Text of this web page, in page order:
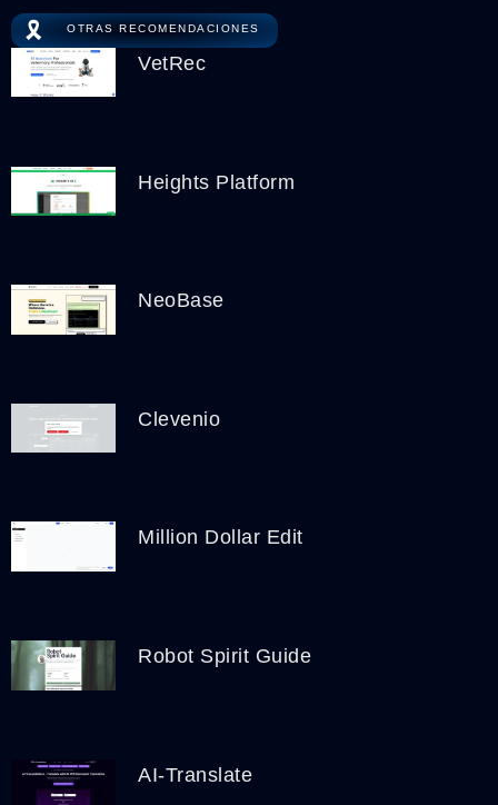
🎗️ OTRAS RECOMENDACIONES
VetRec
Heights Platform
NeoBase
Clevenio
Million Dollar Edit
Robot Spirit Guide
AI-Translate